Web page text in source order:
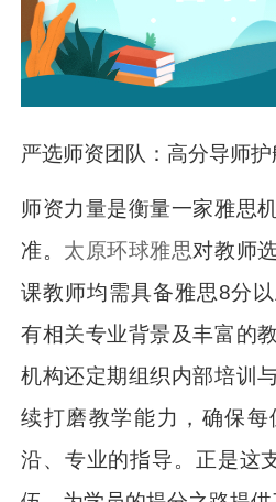
严选师资团队：高分导师
师资力量是衡量一家雅思
准。 太原环球雅思对教师
课教师均需具备雅思8分
有相关专业背景及丰富的
机构还定期组织内部培训
续打磨教学能力，确保
沿、专业的指导。正是这